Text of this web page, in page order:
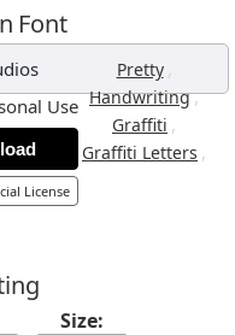
Font
Pretty ,
Handwriting,
Graffiti ,
Graffiti Letters ,
Use
License
Size: